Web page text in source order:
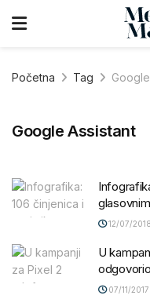
Početna Tag
Google Assistant
12/07/2018
U
07/11/2017